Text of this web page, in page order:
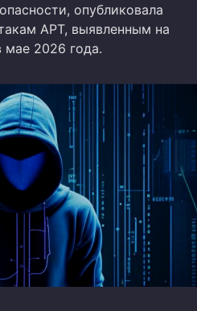
опубликовала
APT, выявленным на
мае 2026 года.